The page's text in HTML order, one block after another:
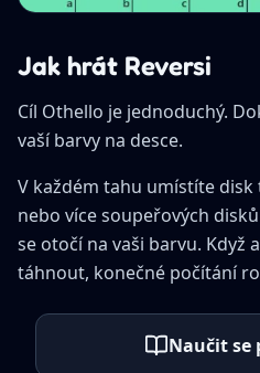
Jak hrát Reversi
Cíl Othello je jednoduchý.
vaší barvy na desce.
V každém tahu umístíte
nebo více soupeřových
se otočí na vaši barvu. Když
táhnout, konečné počítání
Naučit se